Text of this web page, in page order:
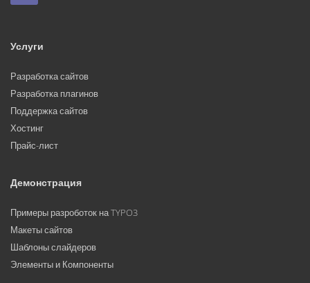
Услуги
Разработка сайтов
Разработка плагинов
Поддержка сайтов
Хостинг
Прайс-лист
Демонстрация
Примеры разроботок на TYPO3
Макеты сайтов
Шаблоны слайдеров
Элементы и Компоненты